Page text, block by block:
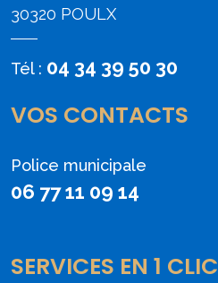
30320 POULX
Tél : 04 34 39 50 30
VOS CONTACTS
Police municipale
06 77 11 09 14
SERVICES EN 1 CLIC